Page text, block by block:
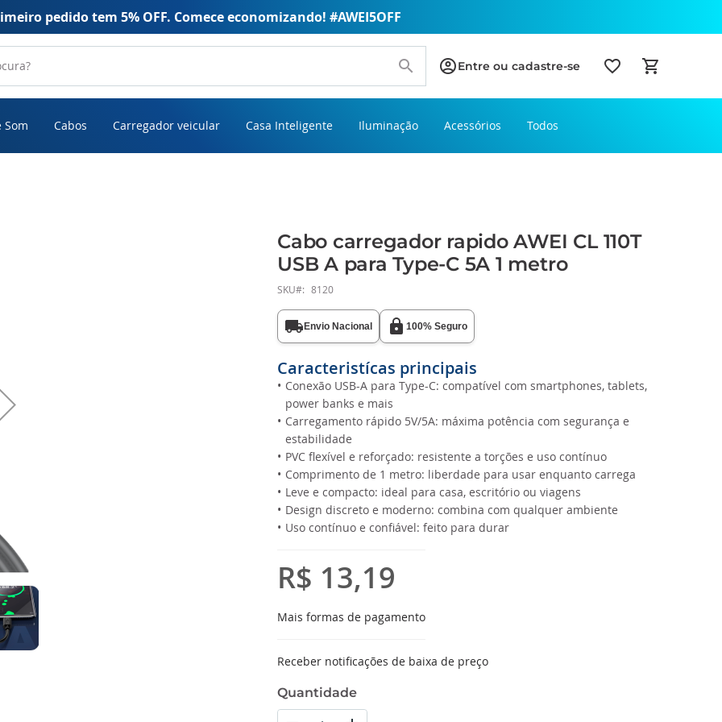
pedido tem 5% OFF. Comece economizando! #AWEI5OFF
Entre ou cadastre-se
Som Cabos Carregador veicular Casa Inteligente Iluminação Acessórios Todos
Cabo carregador rapido AWEI CL 110T
USB A para Type-C 5A 1 metro
SKU 8120
Envio Nacional 100% Seguro
Caracteristícas principais
• Conexão USB-A para Type-C: compatível com smartphones, tablets,
power banks e mais
• Carregamento rápido 5V/5A: máxima potência com segurança e
estabilidade
• PVC flexível e reforçado: resistente a torções e uso contínuo
• Comprimento de 1 metro: liberdade para usar enquanto carrega
• Leve e compacto: ideal para casa, escritório ou viagens
• Design discreto e moderno: combina com qualquer ambiente
• Uso contínuo e confiável: feito para durar
R$ 13,19
Mais formas de pagamento
Receber notificações de baixa de preço
Quantidade